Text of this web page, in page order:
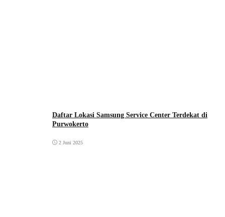
Daftar Lokasi Samsung Service Center Terdekat di
Purwokerto
2 Juni 2025